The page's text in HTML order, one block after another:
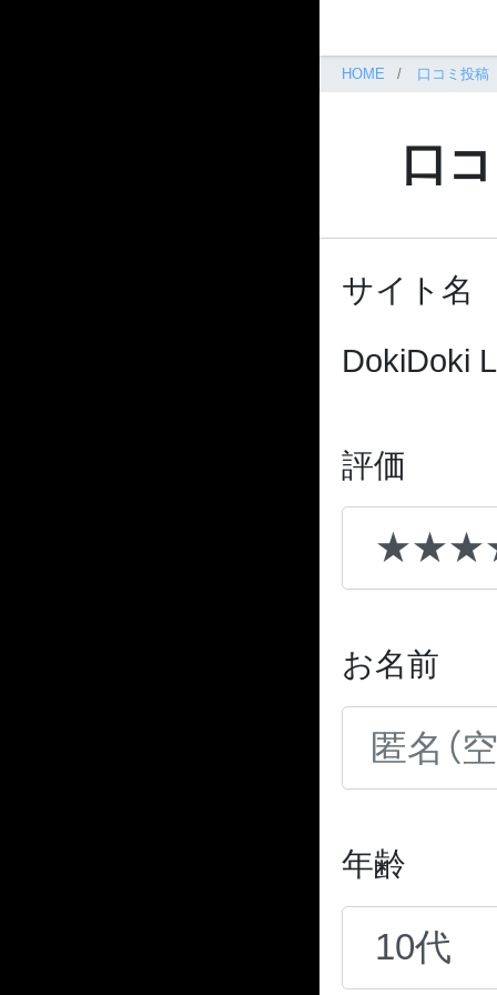
HOME 口コミ投稿
口
サイト名
DokiDoki
評価
お名前
年齢